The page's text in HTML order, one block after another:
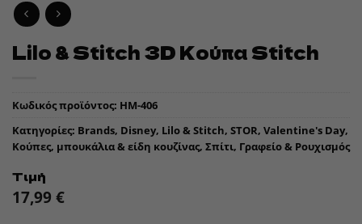
Lilo & Stitch 3D Κούπα Stitch
Κωδικός προϊόντος: HM-406
Κατηγορίες: Brands, Disney, Lilo & Stitch, STOR, Valentine's Day,
Κούπες, μπουκάλια & είδη κουζίνας, Σπίτι, Γραφείο & Ρουχισμός
Τιμή
17,99 €